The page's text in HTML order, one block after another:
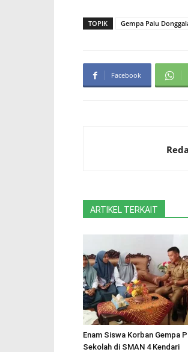
TOPIK Gempa Palu
Facebook
ARTIKEL TERKAIT
Enam Siswa Korban Gempa
Sekolah di SMAN 4 Kendari